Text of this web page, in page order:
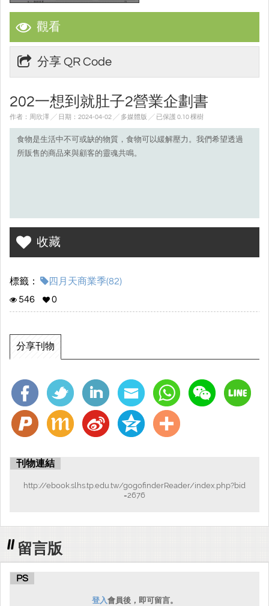
觀看
分享 QR Code
202一想到就肚子2營業企劃書
作者：周欣澤 ╱ 日期：2024-04-02 ╱ 多媒體版 ╱ 已保護 0.10 棵樹
食物是生活中不可或缺的物質，食物可以緩解壓力。我們希望透過
所販售的商品來與顧客的靈魂共鳴。
收藏
標籤：
四月天商業季(82)
546
0
分享刊物
刊物連結
http://ebook.slhs.tp.edu.tw/gogofinderReader/index.php?bid
=2676
留言版
PS
登入會員後，即可留言。